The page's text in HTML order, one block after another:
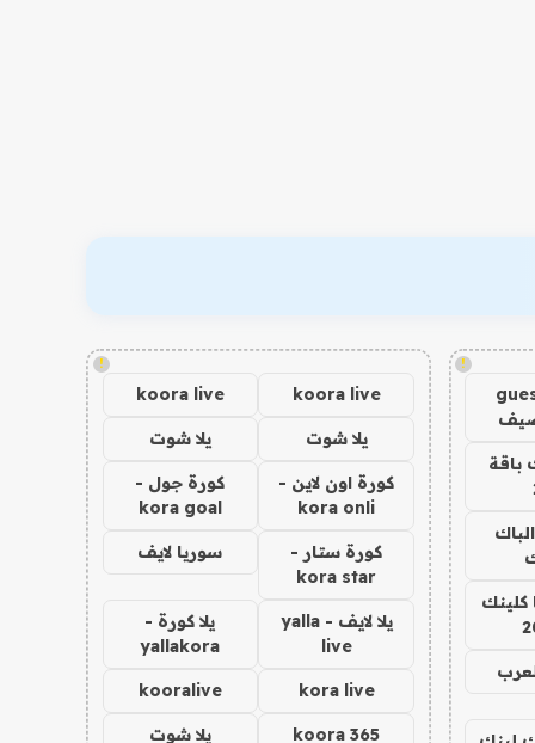
!
باقة
كلينك
!
koora live
koora live
يلا شوت يلا شوت
كورة اون لاين -
kora onli
كورة جول -
kora goal
كورة ستار -
kora star
سوريا لايف
يلا لايف - yalla
live
يلا كورة -
yallakora
kora live
kooralive
koora 365 يلا شوت